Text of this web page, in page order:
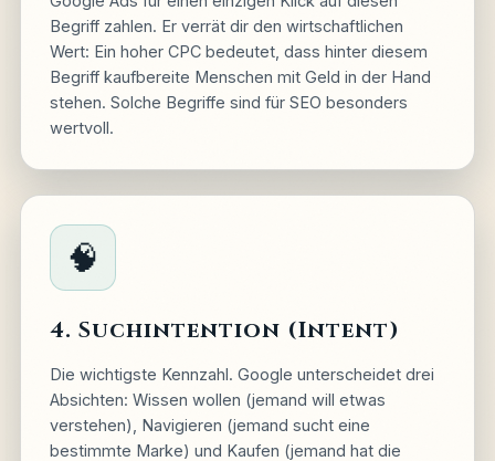
Begriff zahlen. Er verrät dir den wirtschaftlichen
Wert: Ein hoher CPC bedeutet, dass hinter diesem
Begriff kaufbereite Menschen mit Geld in der Hand
stehen. Solche Begriffe sind für SEO besonders
wertvoll.
🧠
4. Suchintention (Intent)
Die wichtigste Kennzahl. Google unterscheidet drei
Absichten: Wissen wollen (jemand will etwas
verstehen), Navigieren (jemand sucht eine
bestimmte Marke) und Kaufen (jemand hat die